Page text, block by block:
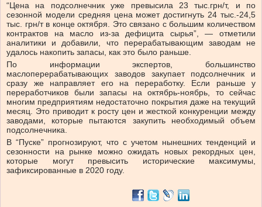
“Цена на подсолнечник уже превысила 23 тыс.грн/т, и по
сезонной модели средняя цена может достигнуть 24 тыс.-24,5
тыс. грн/т в конце октября. Это связано с большим количеством
контрактов на масло из-за дефицита сырья”, — отметили
аналитики и добавили, что перерабатывающим заводам не
удалось накопить запасы, как это было раньше.
По информации экспертов, большинство
маслоперерабатывающих заводов закупает подсолнечник и
сразу же направляет его на переработку. Если раньше у
переработчиков были запасы на октябрь-ноябрь, то сейчас
многим предприятиям недостаточно покрытия даже на текущий
месяц. Это приводит к росту цен и жесткой конкуренции между
заводами, которые пытаются закупить необходимый объем
подсолнечника.
В “Пуске” прогнозируют, что с учетом нынешних тенденций и
сезонности на рынке можно ожидать новых рекордных цен,
которые могут превысить исторические максимумы,
зафиксированные в 2020 году.